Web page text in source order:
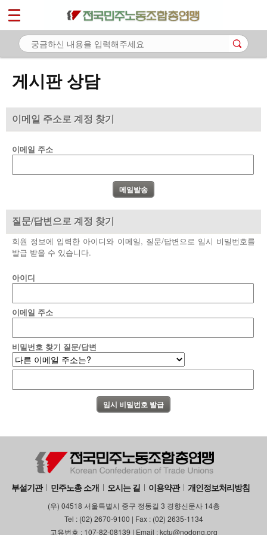
게시판 상담
이메일 주소로 계정 찾기
이메일 주소
질문/답변으로 계정 찾기
회원 정보에 입력한 아이디와 이메일, 질문/답변으로 임시 비밀번호를
발급 받을 수 있습니다.
아이디
이메일 주소
비밀번호 찾기 질문/답변
부설기관 민주노총 소개 오시는 길 이용약관 개인정보처리방침
(우) 04518 서울특별시 중구 정동길 3 경향신문사 14층
Tel : (02) 2670-9100 | Fax : (02) 2635-1134
고유번호 : 107-82-08139 | Email : kctu@nodong.org
마이페이지
소개
노동상담
- 게시판 상담
- 바로보기
- 찾아보기
- 전국 노동상담소 안내
자료
부설기관
업무